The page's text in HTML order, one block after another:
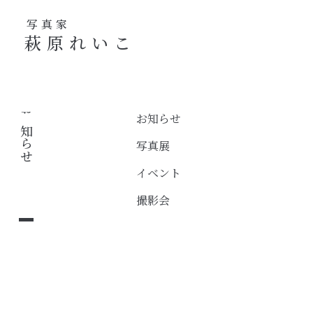
写真家
萩原れいこ
お知らせ
お知らせ
写真展
イベント
撮影会